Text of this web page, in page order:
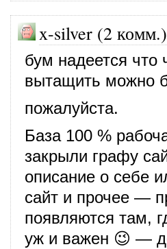
x-silver (2
бум надеется что
вытащить можно
пожалуйста.
База 100 %
закрыли графу
описание о себе
сайт и прочее —
появляются там,
уж и важен 😉 —